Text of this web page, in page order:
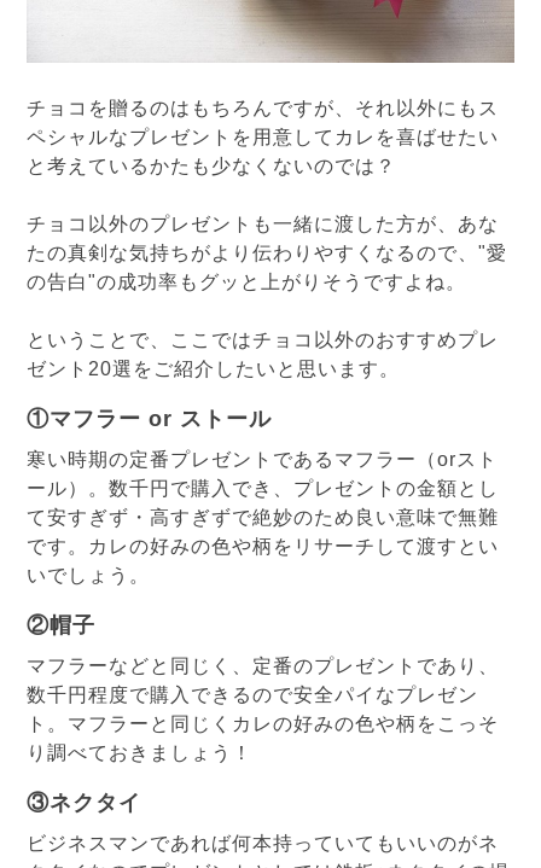
チョコを贈るのはもちろんですが、それ以外にもス
ペシャルなプレゼントを用意してカレを喜ばせたい
と考えているかたも少なくないのでは？
チョコ以外のプレゼントも一緒に渡した方が、あな
たの真剣な気持ちがより伝わりやすくなるので、"愛
の告白"の成功率もグッと上がりそうですよね。
ということで、ここではチョコ以外のおすすめプレ
ゼント20選をご紹介したいと思います。
①マフラー or ストール
寒い時期の定番プレゼントであるマフラー（orスト
ール）。数千円で購入でき、プレゼントの金額とし
て安すぎず・高すぎずで絶妙のため良い意味で無難
です。カレの好みの色や柄をリサーチして渡すとい
いでしょう。
②帽子
マフラーなどと同じく、定番のプレゼントであり、
数千円程度で購入できるので安全パイなプレゼン
ト。マフラーと同じくカレの好みの色や柄をこっそ
り調べておきましょう！
③ネクタイ
ビジネスマンであれば何本持っていてもいいのがネ